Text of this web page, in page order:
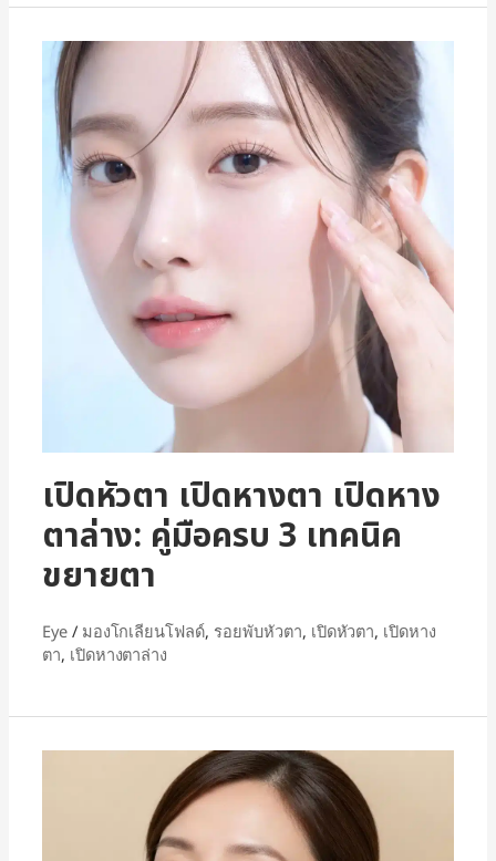
เปิดหัวตา เปิดหางตา เปิดหาง
ตาล่าง: คู่มือครบ 3 เทคนิค
ขยายตา
Eye/ มองโกเลียนโฟลด์, รอยพับหัวตา, เปิดหัวตา, เปิดหาง
ตา, เปิดหางตาล่าง